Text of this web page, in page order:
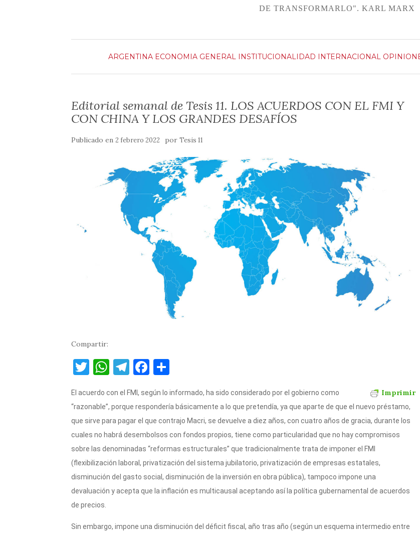
DE TRANSFORMARLO". KARL MARX
ARGENTINA ECONOMIA GENERAL INSTITUCIONALIDAD INTERNACIONAL
Editorial semanal de Tesis 11. LOS ACUERDOS CON EL FMI Y
CON CHINA Y LOS GRANDES DESAFÍOS
Publicado en 2 febrero 2022 por Tesis 11
Compartir:
T
it
te
r
W
at
s
A
p
p
T
e
gr
a
m
F
c
e
b
o
o
k
m
p
ar
ti
r
Imprimir
El acuerdo con el FMI, según lo informado, ha sido considerado por el gobierno como
“razonable”, porque respondería básicamente a lo que pretendía, ya que aparte de que el nuevo préstamo,
que sirve para pagar el que contrajo Macri, se devuelve a diez años, con cuatro años de gracia, durante los
cuales no habrá desembolsos con fondos propios, tiene como particularidad que no hay compromisos
sobre las denominadas “reformas estructurales” que tradicionalmente trata de imponer el FMI
(flexibilización laboral, privatización del sistema jubilatorio, privatización de empresas estatales,
disminución del gasto social, disminución de la inversión en obra pública), tampoco impone una
devaluación y acepta que la inflación es multicausal aceptando así la política gubernamental de acuerdos
de precios.
Sin embargo, impone una disminución del déficit fiscal, año tras año (según un esquema intermedio entre